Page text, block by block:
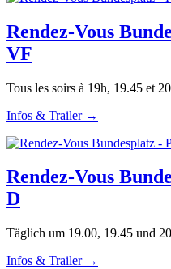
Rendez-Vous
VF
Tous les soirs à 19h, 19.45 et
Infos & Trailer →
Rendez-Vous
D
Täglich um 19.00, 19.45 und
Infos & Trailer →